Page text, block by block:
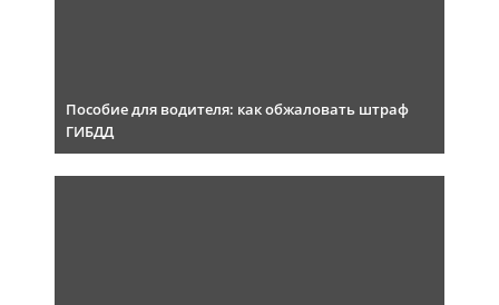
Пособие для водителя: как обжаловать штраф
ГИБДД